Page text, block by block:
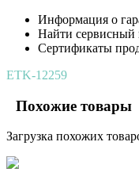
Информация о
Найти сервисный
Сертификаты
ETK-12259
Похожие товары
Загрузка похожих